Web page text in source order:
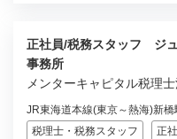
正社員/税務スタッフ ジ
事務所
メンターキャピタル税理士
JR東海道本線(東京～熱海)新橋
税理士・税務スタッフ
正